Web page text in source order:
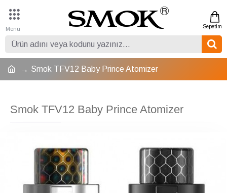
Smok TFV12 Baby Prince Atomizer
Smok TFV12 Baby Prince Atomizer